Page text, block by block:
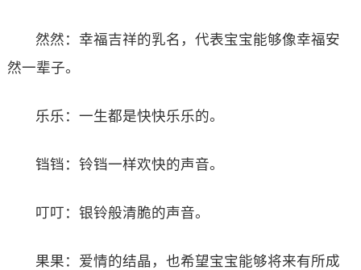
然然：幸福吉祥的乳名，代表宝宝能够像幸福安
然一辈子。
乐乐：一生都是快快乐乐的。
铛铛：铃铛一样欢快的声音。
叮叮：银铃般清脆的声音。
果果：爱情的结晶，也希望宝宝能够将来有所成